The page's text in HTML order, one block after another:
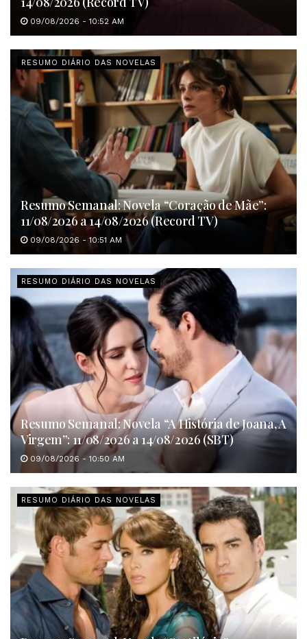
09/08/2026 - 10:52 AM
RESUMO DIÁRIO DAS NOVELAS
Resumo Semanal: Novela “Coração de Mãe”:
11/08/2026 a 14/08/2026 (Record TV)
09/08/2026 - 10:51 AM
RESUMO DIÁRIO DAS NOVELAS
Resumo Semanal: Novela “A História de Joana, A
Virgem”: 11/08/2026 a 14/08/2026 (SBT)
09/08/2026 - 10:50 AM
RESUMO DIÁRIO DAS NOVELAS